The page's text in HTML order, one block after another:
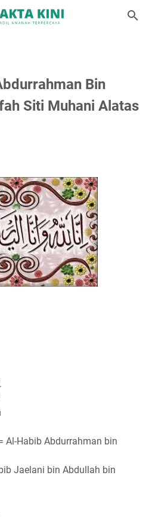
Bin
Siti Muhani Alatas
Al-Habib Abdurrahman bin
Jaelani bin Abdullah bin